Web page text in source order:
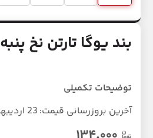
بند یوگا تارتن نخ پنبه
توضیحات تکمیلی
آخرین بروزرسانی قیمت: 23 اردیبهشت 1405